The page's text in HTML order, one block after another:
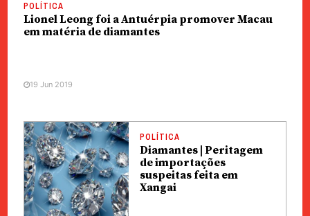
POLÍTICA
Lionel Leong foi a Antuérpia promover Macau
em matéria de diamantes
19 Jun 2019
POLÍTICA
Diamantes | Peritagem
de importações
suspeitas feita em
Xangai